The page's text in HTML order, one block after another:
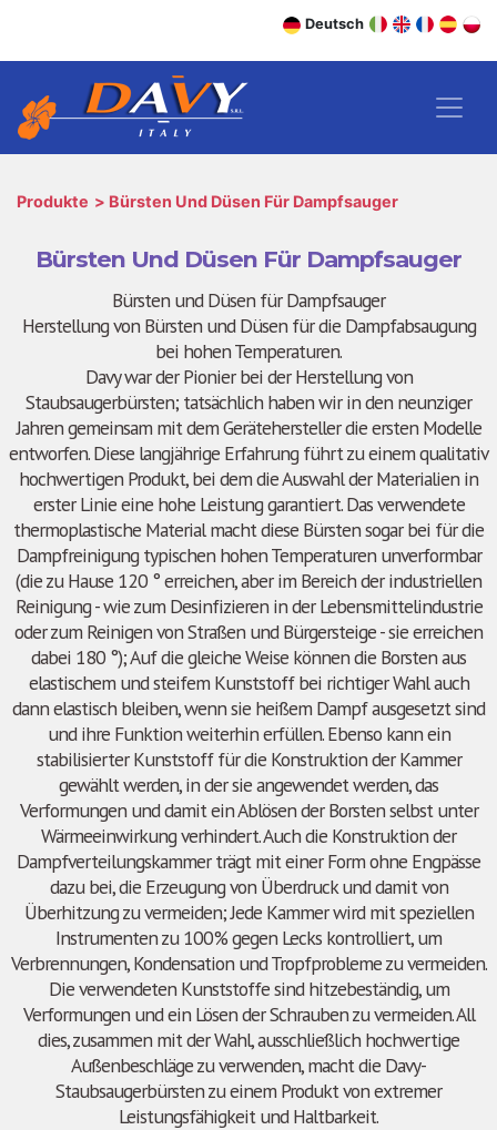
Deutsch
Produkte Bürsten Und Düsen Für Dampfsauger
Bürsten Und Düsen Für Dampfsauger
Bürsten und Düsen für Dampfsauger
Herstellung von Bürsten und Düsen für die Dampfabsaugung
bei hohen Temperaturen.
Davy war der Pionier bei der Herstellung von
Staubsaugerbürsten; tatsächlich haben wir in den neunziger
Jahren gemeinsam mit dem Gerätehersteller die ersten Modelle
entworfen. Diese langjährige Erfahrung führt zu einem qualitativ
hochwertigen Produkt, bei dem die Auswahl der Materialien in
erster Linie eine hohe Leistung garantiert. Das verwendete
thermoplastische Material macht diese Bürsten sogar bei für die
Dampfreinigung typischen hohen Temperaturen unverformbar
(die zu Hause 120 ° erreichen, aber im Bereich der industriellen
Reinigung - wie zum Desinfizieren in der Lebensmittelindustrie
oder zum Reinigen von Straßen und Bürgersteige - sie erreichen
dabei 180 °); Auf die gleiche Weise können die Borsten aus
elastischem und steifem Kunststoff bei richtiger Wahl auch
dann elastisch bleiben, wenn sie heißem Dampf ausgesetzt sind
und ihre Funktion weiterhin erfüllen. Ebenso kann ein
stabilisierter Kunststoff für die Konstruktion der Kammer
gewählt werden, in der sie angewendet werden, das
Verformungen und damit ein Ablösen der Borsten selbst unter
Wärmeeinwirkung verhindert. Auch die Konstruktion der
Dampfverteilungskammer trägt mit einer Form ohne Engpässe
dazu bei, die Erzeugung von Überdruck und damit von
Überhitzung zu vermeiden; Jede Kammer wird mit speziellen
Instrumenten zu 100% gegen Lecks kontrolliert, um
Verbrennungen, Kondensation und Tropfprobleme zu vermeiden.
Die verwendeten Kunststoffe sind hitzebeständig, um
Verformungen und ein Lösen der Schrauben zu vermeiden. All
dies, zusammen mit der Wahl, ausschließlich hochwertige
Außenbeschläge zu verwenden, macht die Davy-
Staubsaugerbürsten zu einem Produkt von extremer
Leistungsfähigkeit und Haltbarkeit.